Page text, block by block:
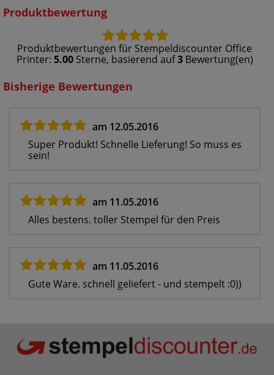
Produktbewertung
Produktbewertungen für Stempeldiscounter Office
Printer: 5.00Sterne, basierend auf3Bewertung(en)
Bisherige Bewertungen
am 12.05.2016
Super Produkt! Schnelle Lieferung! So muss es
sein!
am 11.05.2016
Alles bestens. toller Stempel für den Preis
am 11.05.2016
Gute Ware. schnell geliefert - und stempelt :0))